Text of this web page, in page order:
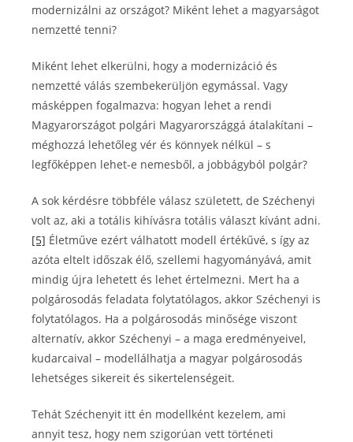
modernizálni az országot? Miként lehet a magyarságot
nemzetté tenni?
Miként lehet elkerülni, hogy a modernizáció és
nemzetté válás szembekerüljön egymással. Vagy
másképpen fogalmazva: hogyan lehet a rendi
Magyarországot polgári Magyarországgá átalakítani –
méghozzá lehetőleg vér és könnyek nélkül – s
legfőképpen lehet-e nemesből, a jobbágyból polgár?
A sok kérdésre többféle válasz született, de Széchenyi
volt az, aki a totális kihívásra totális választ kívánt adni.
[5] Életműve ezért válhatott modell értékűvé, s így az
azóta eltelt időszak élő, szellemi hagyományává, amit
mindig újra lehetett és lehet értelmezni. Mert ha a
polgárosodás feladata folytatólagos, akkor Széchenyi is
folytatólagos. Ha a polgárosodás minősége viszont
alternatív, akkor Széchenyi – a maga eredményeivel,
kudarcaival – modellálhatja a magyar polgárosodás
lehetséges sikereit és sikertelenségeit.
Tehát Széchenyit itt én modellként kezelem, ami
annyit tesz, hogy nem szigorúan vett történeti